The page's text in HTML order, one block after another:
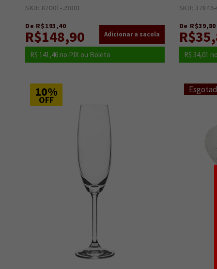
6cm. A escolha perfeita para apreciadores que
degustação.
SKU: 87001-J9001
De R$193,40
R$148,90
R$ 141,46 no PIX ou Boleto
sofisticação
beleza de
memoráveis
SKU:
De R$39,80
R$ 34,01
10%
OFF